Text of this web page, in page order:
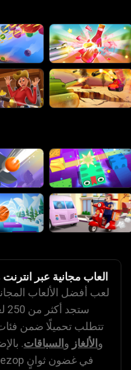
العاب مجانية عبر
لعب أفضل الألعاب
تتطلب تحميلًا ضمن
و الألغاز و السباقات.